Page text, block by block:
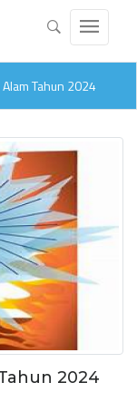
Tahun 2024
2024